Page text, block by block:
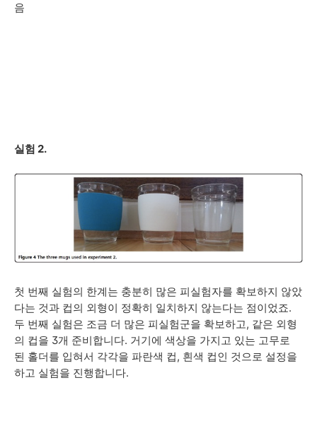
음
실험 2.
첫 번째 실험의 한계는 충분히 많은 피실험자를 확보하지 않았
다는 것과 컵의 외형이 정확히 일치하지 않는다는 점이었죠.
두 번째 실험은 조금 더 많은 피실험군을 확보하고, 같은 외형
의 컵을 3개 준비합니다. 거기에 색상을 가지고 있는 고무로
된 홀더를 입혀서 각각을 파란색 컵, 흰색 컵인 것으로 설정을
하고 실험을 진행합니다.